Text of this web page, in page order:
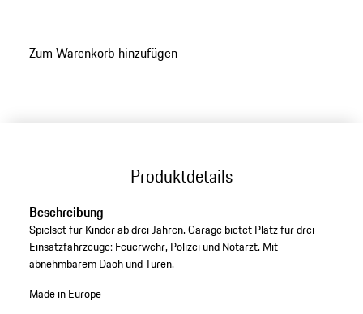
Zum Warenkorb hinzufügen
Produktdetails
Beschreibung
Spielset für Kinder ab drei Jahren. Garage bietet Platz für drei
Einsatzfahrzeuge: Feuerwehr, Polizei und Notarzt. Mit
abnehmbarem Dach und Türen.
Made in Europe